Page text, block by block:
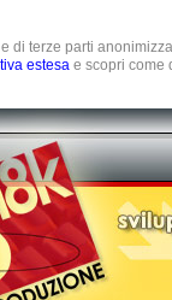
di terze parti
estesa e scopri come